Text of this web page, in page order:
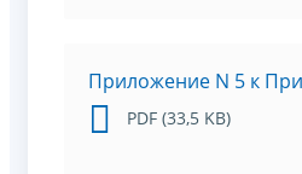
Приложение N 5 к
PDF (33,5 KB)